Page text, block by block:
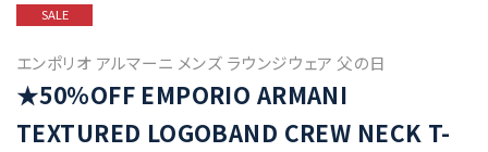
SALE
エンポリオ アルマーニ メンズ ラウンジウェア 父の日
★50%OFF EMPORIO ARMANI
TEXTURED LOGOBAND CREW NECK T-